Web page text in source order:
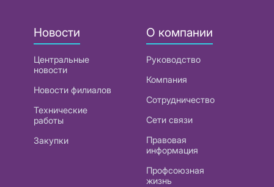
Новости
Центральные
новости
Новости филиалов
Технические
работы
Закупки
О компании
Руководство
Компания
Сотрудничество
Сети связи
Правовая
информация
Профсоюзная
жизнь